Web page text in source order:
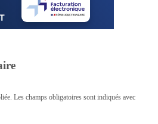
Les champs obligatoires sont indiqués avec